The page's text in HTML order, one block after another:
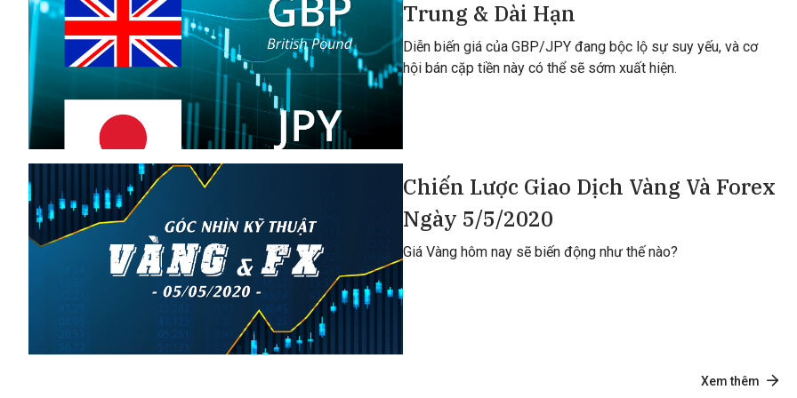
Trung & Dài Hạn
Diễn biến giá của GBP/JPY đang bộc lộ sự suy yếu, và cơ
hội bán cặp tiền này có thể sẽ sớm xuất hiện.
Chiến Lược Giao Dịch Vàng Và Forex
Ngày 5/5/2020
Giá Vàng hôm nay sẽ biến động như thế nào?
Xem thêm